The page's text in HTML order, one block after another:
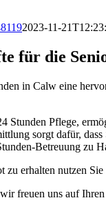
2023-11-
für die
in Calw eine
Stunden Pflege,
sorgt dafür,
Betreuung zu
erhalten nutzen
freuen uns auf